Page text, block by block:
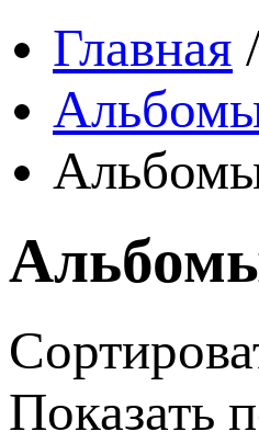
Главная
Показать